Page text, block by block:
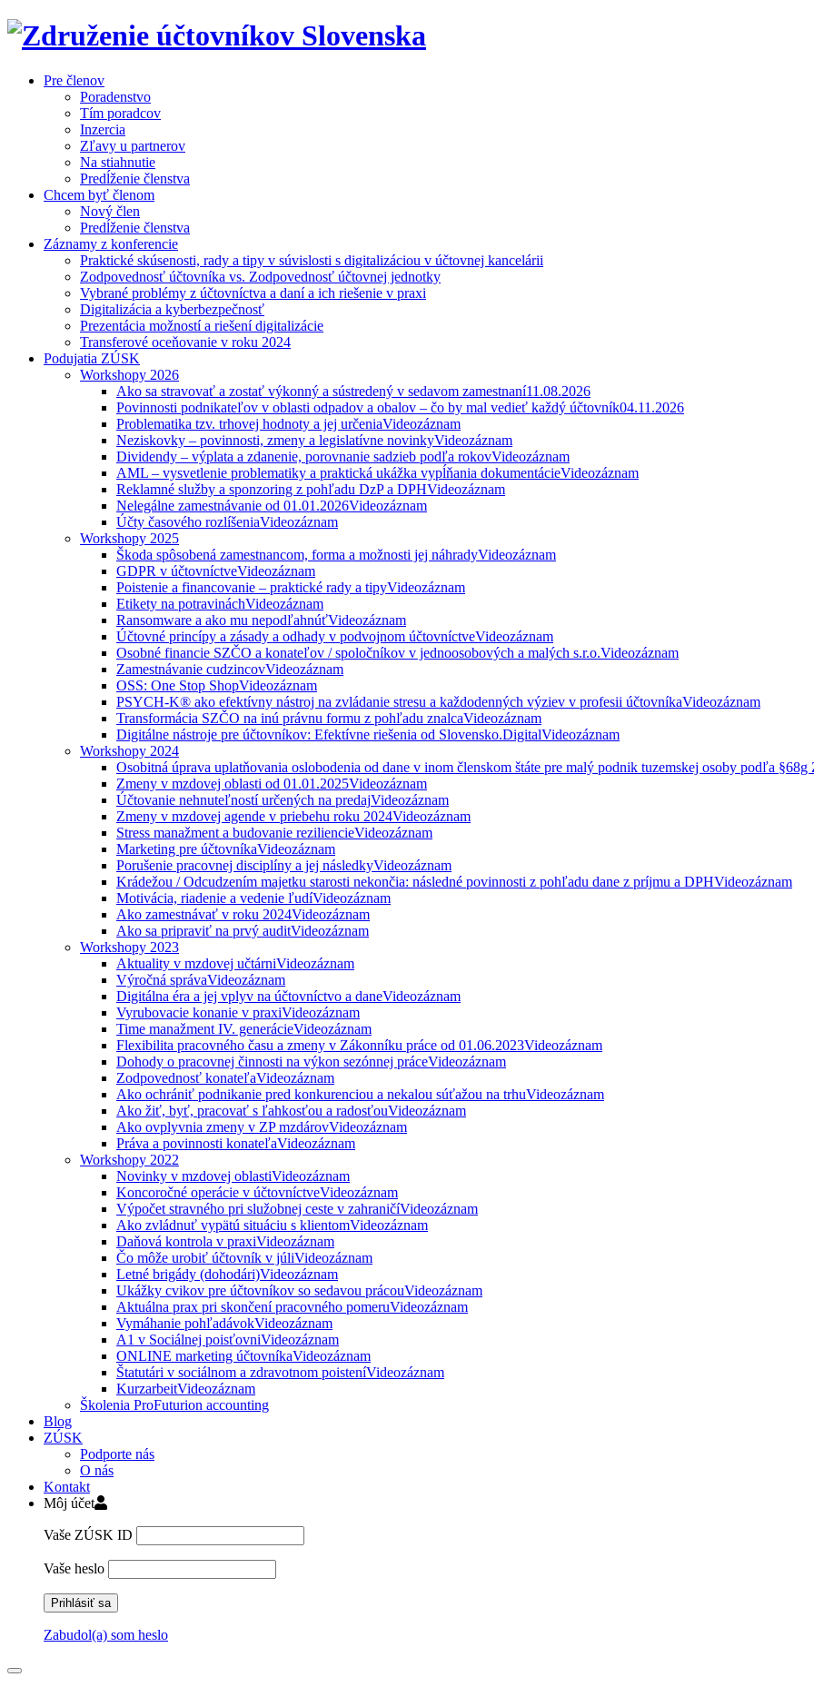
Pre členov
Poradenstvo
Tím poradcov
Inzercia
Zľavy u partnerov
Na stiahnutie
Predĺženie členstva
Chcem byť členom
Nový člen
Predĺženie členstva
Záznamy z konferencie
Praktické skúsenosti, rady a tipy v súvislosti s digitalizáciou v účtovnej kancelárii
Zodpovednosť účtovníka vs. Zodpovednosť účtovnej jednotky
Vybrané problémy z účtovníctva a daní a ich riešenie v praxi
Digitalizácia a kyberbezpečnosť
Prezentácia možností a riešení digitalizácie
Transferové oceňovanie v roku 2024
Podujatia ZÚSK
Workshopy 2026
Ako sa stravovať a zostať výkonný a sústredený v sedavom zamestnaní11.08.2026
Povinnosti podnikateľov v oblasti odpadov a obalov – čo by mal vedieť každý účtovník04.11.2026
Problematika tzv. trhovej hodnoty a jej určeniaVideozáznam
Neziskovky – povinnosti, zmeny a legislatívne novinkyVideozáznam
Dividendy – výplata a zdanenie, porovnanie sadzieb podľa rokovVideozáznam
AML – vysvetlenie problematiky a praktická ukážka vypĺňania dokumentácieVideozáznam
Reklamné služby a sponzoring z pohľadu DzP a DPHVideozáznam
Nelegálne zamestnávanie od 01.01.2026Videozáznam
Účty časového rozlíšeniaVideozáznam
Workshopy 2025
Škoda spôsobená zamestnancom, forma a možnosti jej náhradyVideozáznam
GDPR v účtovníctveVideozáznam
Poistenie a financovanie – praktické rady a tipyVideozáznam
Etikety na potravináchVideozáznam
Ransomware a ako mu nepodľahnúťVideozáznam
Účtovné princípy a zásady a odhady v podvojnom účtovníctveVideozáznam
Osobné financie SZČO a konateľov / spoločníkov v jednoosobových a malých s.r.o.Videozáznam
Zamestnávanie cudzincovVideozáznam
OSS: One Stop ShopVideozáznam
PSYCH-K® ako efektívny nástroj na zvládanie stresu a každodenných výziev v profesii účtovníkaVideozáznam
Transformácia SZČO na inú právnu formu z pohľadu znalcaVideozáznam
Digitálne nástroje pre účtovníkov: Efektívne riešenia od Slovensko.DigitalVideozáznam
Workshopy 2024
Osobitná úprava uplatňovania oslobodenia od dane v inom členskom štáte pre malý podnik tuzemskej osoby podľa §68g
Zmeny v mzdovej oblasti od 01.01.2025Videozáznam
Účtovanie nehnuteľností určených na predajVideozáznam
Zmeny v mzdovej agende v priebehu roku 2024Videozáznam
Stress manažment a budovanie reziliencieVideozáznam
Marketing pre účtovníkaVideozáznam
Porušenie pracovnej disciplíny a jej následkyVideozáznam
Krádežou / Odcudzením majetku starosti nekončia: následné povinnosti z pohľadu dane z príjmu a DPHVideozáznam
Motivácia, riadenie a vedenie ľudíVideozáznam
Ako zamestnávať v roku 2024Videozáznam
Ako sa pripraviť na prvý auditVideozáznam
Workshopy 2023
Aktuality v mzdovej učtárniVideozáznam
Výročná správaVideozáznam
Digitálna éra a jej vplyv na účtovníctvo a daneVideozáznam
Vyrubovacie konanie v praxiVideozáznam
Time manažment IV. generácieVideozáznam
Flexibilita pracovného času a zmeny v Zákonníku práce od 01.06.2023Videozáznam
Dohody o pracovnej činnosti na výkon sezónnej práceVideozáznam
Zodpovednosť konateľaVideozáznam
Ako ochrániť podnikanie pred konkurenciou a nekalou súťažou na trhuVideozáznam
Ako žiť, byť, pracovať s ľahkosťou a radosťouVideozáznam
Ako ovplyvnia zmeny v ZP mzdárovVideozáznam
Práva a povinnosti konateľaVideozáznam
Workshopy 2022
Novinky v mzdovej oblastiVideozáznam
Koncoročné operácie v účtovníctveVideozáznam
Výpočet stravného pri služobnej ceste v zahraničíVideozáznam
Ako zvládnuť vypätú situáciu s klientomVideozáznam
Daňová kontrola v praxiVideozáznam
Čo môže urobiť účtovník v júliVideozáznam
Letné brigády (dohodári)Videozáznam
Ukážky cvikov pre účtovníkov so sedavou prácouVideozáznam
Aktuálna prax pri skončení pracovného pomeruVideozáznam
Vymáhanie pohľadávokVideozáznam
A1 v Sociálnej poisťovniVideozáznam
ONLINE marketing účtovníkaVideozáznam
Štatutári v sociálnom a zdravotnom poisteníVideozáznam
KurzarbeitVideozáznam
Školenia ProFuturion accounting
Blog
ZÚSK
Podporte nás
O nás
Kontakt
Môj účet
Vaše ZÚSK ID
Vaše heslo
Zabudol(a) som heslo